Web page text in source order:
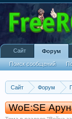
Сайт Форум
WoE:SE
Сайт Форум
Поиск сообщений